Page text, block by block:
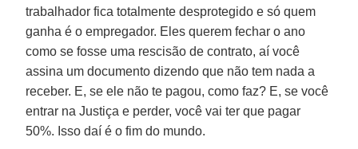
trabalhador fica totalmente desprotegido e só quem
ganha é o empregador. Eles querem fechar o ano
como se fosse uma rescisão de contrato, aí você
assina um documento dizendo que não tem nada a
receber. E, se ele não te pagou, como faz? E, se você
entrar na Justiça e perder, você vai ter que pagar
50%. Isso daí é o fim do mundo.